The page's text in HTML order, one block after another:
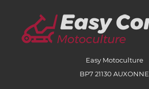
Easy Motoculture
BP7 21130 AUXONNE